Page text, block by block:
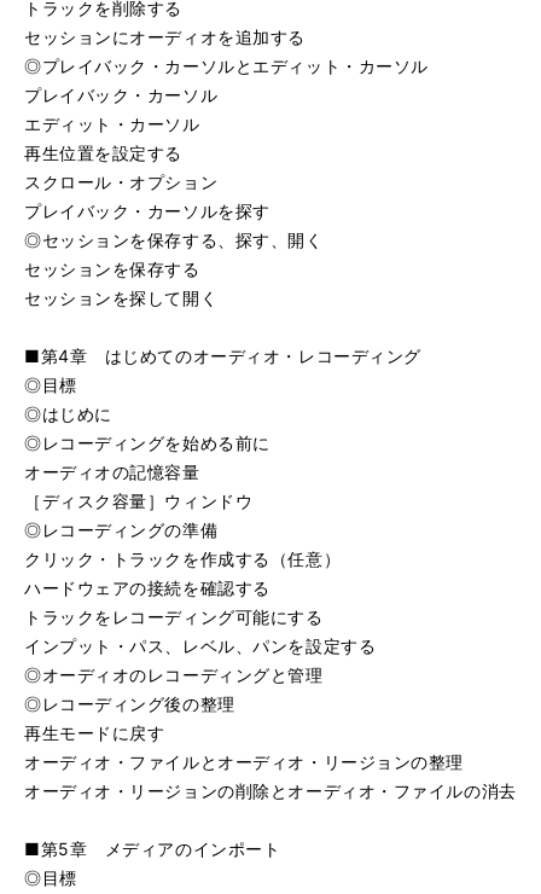
トラックを削除する
セッションにオーディオを追加する
◎プレイバック・カーソルとエディット・カーソル
プレイバック・カーソル
エディット・カーソル
再生位置を設定する
スクロール・オプション
プレイバック・カーソルを探す
◎セッションを保存する、探す、開く
セッションを保存する
セッションを探して開く
■第4章 はじめてのオーディオ・レコーディング
◎目標
◎はじめに
◎レコーディングを始める前に
オーディオの記憶容量
［ディスク容量］ウィンドウ
◎レコーディングの準備
クリック・トラックを作成する（任意）
ハードウェアの接続を確認する
トラックをレコーディング可能にする
インプット・パス、レベル、パンを設定する
◎オーディオのレコーディングと管理
◎レコーディング後の整理
再生モードに戻す
オーディオ・ファイルとオーディオ・リージョンの整理
オーディオ・リージョンの削除とオーディオ・ファイルの消去
■第5章 メディアのインポート
◎目標